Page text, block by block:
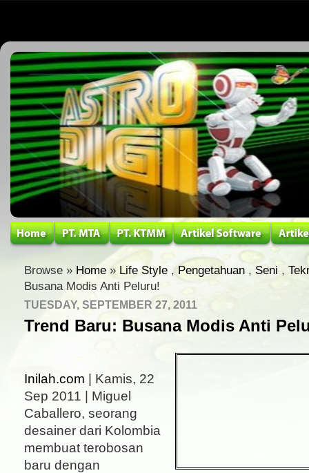
Browse » Home » Life Style , Pengetahuan , Seni ,
Busana Modis Anti Peluru!
TUESDAY, SEPTEMBER 27, 2011
Trend Baru: Busana Modis Anti
Inilah.com | Kamis, 22
Sep 2011 | Miguel
Caballero, seorang
desainer dari Kolombia
membuat terobosan
baru dengan